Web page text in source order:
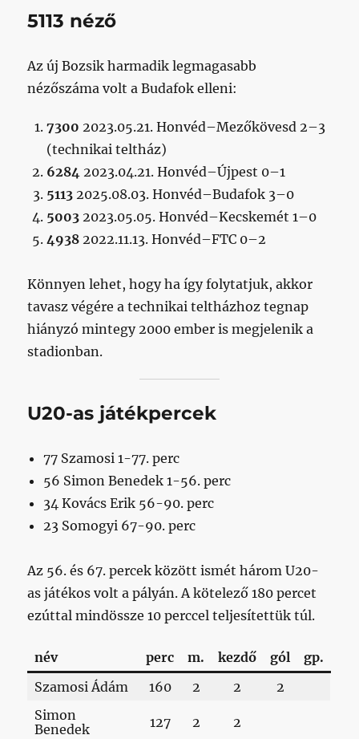
5113 néző
Az új Bozsik harmadik legmagasabb
nézőszáma volt a Budafok elleni:
7300 2023.05.21. Honvéd–Mezőkövesd 2–3
(technikai teltház)
6284 2023.04.21. Honvéd–Újpest 0–1
5113 2025.08.03. Honvéd–Budafok 3–0
5003 2023.05.05. Honvéd–Kecskemét 1–0
4938 2022.11.13. Honvéd–FTC 0–2
Könnyen lehet, hogy ha így folytatjuk, akkor
tavasz végére a technikai teltházhoz tegnap
hiányzó mintegy 2000 ember is megjelenik a
stadionban.
U20-as játékpercek
77 Szamosi 1-77. perc
56 Simon Benedek 1-56. perc
34 Kovács Erik 56-90. perc
23 Somogyi 67-90. perc
Az 56. és 67. percek között ismét három U20-
as játékos volt a pályán. A kötelező 180 percet
ezúttal mindössze 10 perccel teljesítettük túl.
név perc m. kezdő gól
gp.
Szamosi Ádám
160 2 2
2
Simon
Benedek
127 2 2